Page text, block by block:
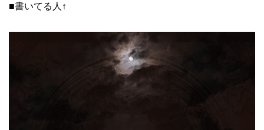
■書いてる人↑